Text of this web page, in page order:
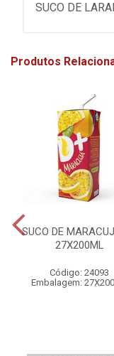
SUCO DE
Produtos
SUCO DE
27X200ML
Código: 24093
Embalagem: